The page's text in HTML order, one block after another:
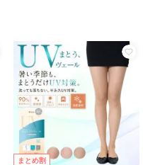
まとめ割